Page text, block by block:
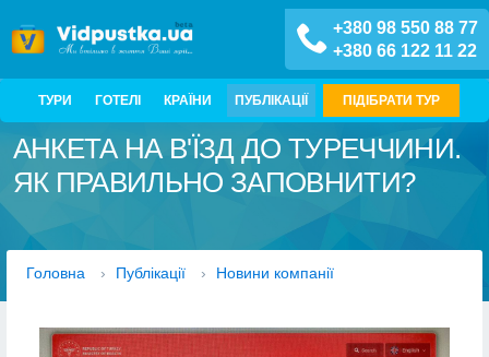
+380 98 550 88 77
+380 66 122 11 22
ТУРИ ГОТЕЛІ КРАЇНИ ПУБЛІКАЦІЇ ПІДІБРАТИ ТУР
АНКЕТА НА В'ЇЗД ДО ТУРЕЧЧИНИ.
ЯК ПРАВИЛЬНО ЗАПОВНИТИ?
Головна › Публікації › Новини компанії